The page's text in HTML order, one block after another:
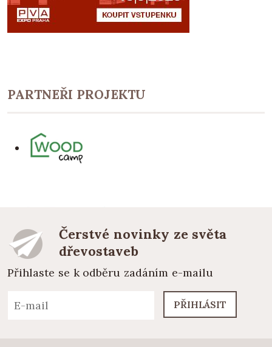
PARTNEŘI PROJEKTU
Čerstvé novinky ze světa
dřevostaveb
Přihlaste se k odběru zadáním e-mailu
PŘIHLÁSIT